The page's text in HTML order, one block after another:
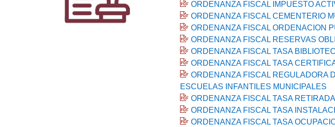
ORDENANZA FISCAL IMPUESTO
ORDENANZA FISCAL CEMENTERIO
ORDENANZA FISCAL ORDENACION
ORDENANZA FISCAL RESERVAS
ORDENANZA FISCAL TASA
ORDENANZA FISCAL TASA
ORDENANZA FISCAL REGULADORA
ESCUELAS INFANTILES MUNICIPALES
ORDENANZA FISCAL TASA
ORDENANZA FISCAL TASA
ORDENANZA FISCAL TASA